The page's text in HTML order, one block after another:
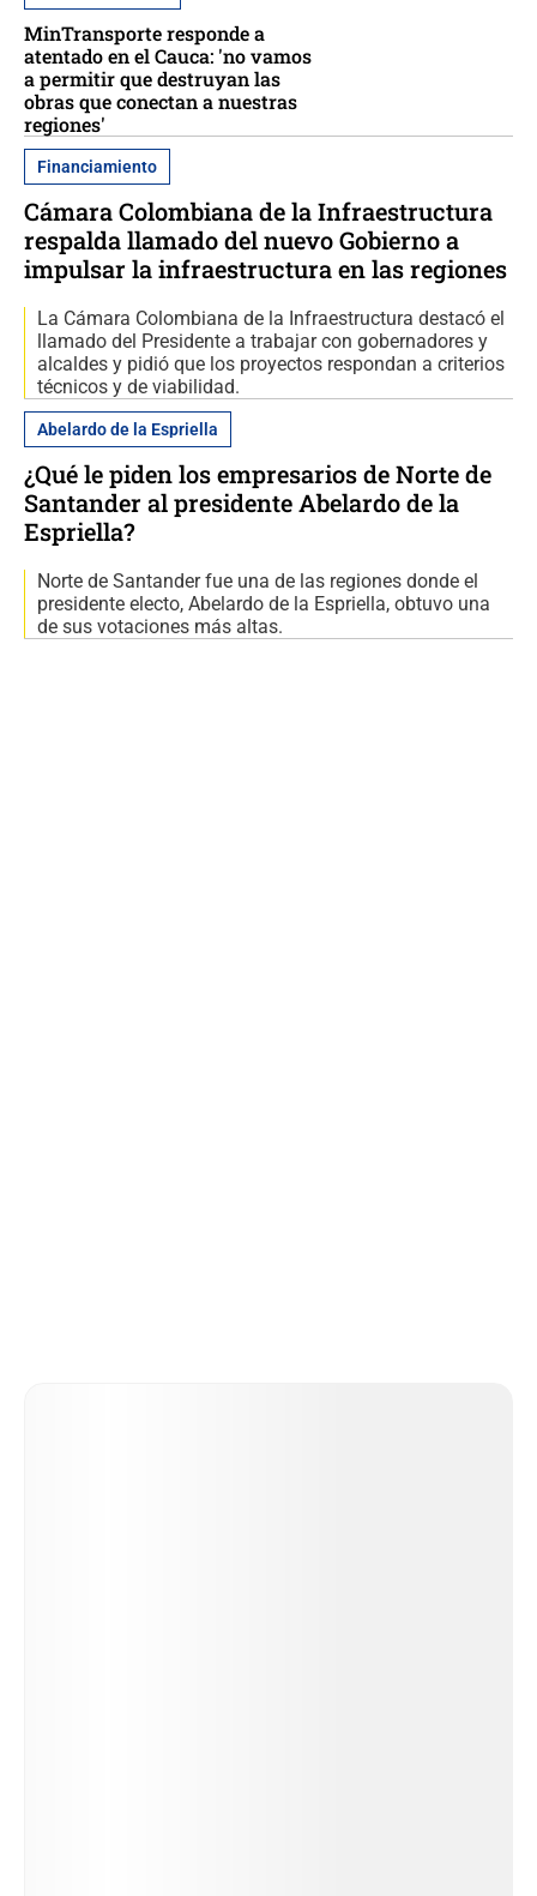
MinTransporte responde a
atentado en el Cauca: 'no vamos
a permitir que destruyan las
obras que conectan a nuestras
regiones'
Financiamiento
Cámara Colombiana de la Infraestructura
respalda llamado del nuevo Gobierno a
impulsar la infraestructura en las regiones
La Cámara Colombiana de la Infraestructura destacó el
llamado del Presidente a trabajar con gobernadores y
alcaldes y pidió que los proyectos respondan a criterios
técnicos y de viabilidad.
Abelardo de la Espriella
¿Qué le piden los empresarios de Norte de
Santander al presidente Abelardo de la
Espriella?
Norte de Santander fue una de las regiones donde el
presidente electo, Abelardo de la Espriella, obtuvo una
de sus votaciones más altas.